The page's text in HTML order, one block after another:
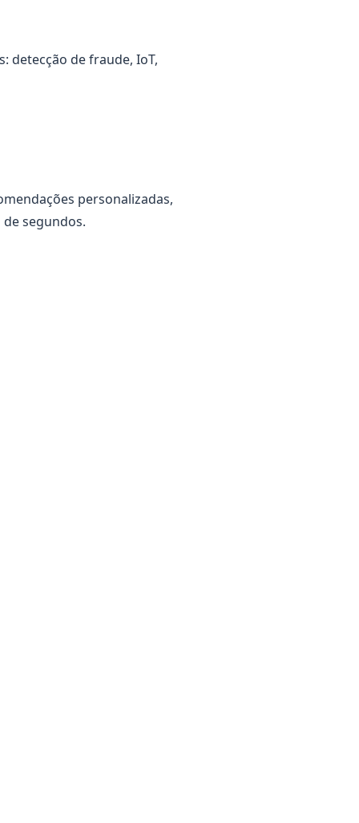
detecção de fraude, IoT,
personalizadas,
segundos.